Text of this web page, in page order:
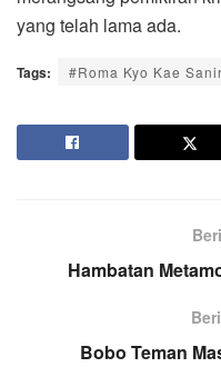
yang telah lama ada.
Tags: #Roma Kyo Kae
Hambatan
Bobo Teman